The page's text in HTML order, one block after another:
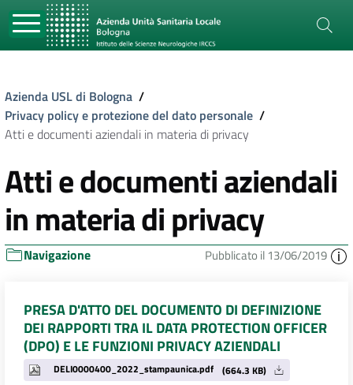
Azienda USL di Bologna /
Privacy policy e protezione del dato personale /
Atti e documenti aziendali in materia di privacy
Atti e documenti aziendali
in materia di privacy
Navigazione Pubblicato il 13/06/2019
PRESA D'ATTO DEL DOCUMENTO DI DEFINIZIONE
DEI RAPPORTI TRA IL DATA PROTECTION OFFICER
(DPO) E LE FUNZIONI PRIVACY AZIENDALI
DELI0000400_2022_stampaunica.pdf (664.3 KB)